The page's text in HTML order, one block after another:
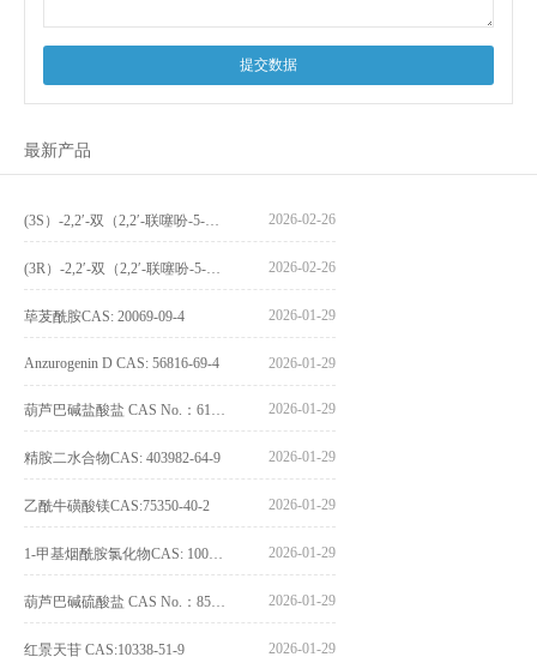
提交数据
最新产品
2026-02-26
2026-02-26
荜茇酰胺CAS: 20069-09-4 2026-01-29
Anzurogenin D CAS: 56816-69-4 2026-01-29
2026-01-29
精胺二水合物CAS: 403982-64-9 2026-01-29
乙酰牛磺酸镁CAS:75350-40-2 2026-01-29
2026-01-29
2026-01-29
红景天苷 CAS:10338-51-9 2026-01-29